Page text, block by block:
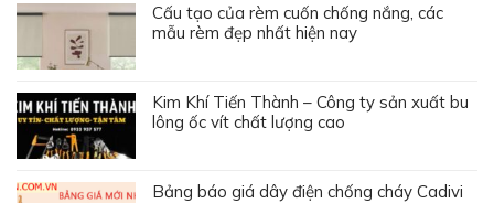
Cấu tạo của rèm cuốn chống nắng, các
mẫu rèm đẹp nhất hiện nay
Kim Khí Tiến Thành – Công ty sản xuất bu
lông ốc vít chất lượng cao
Bảng báo giá dây điện chống cháy Cadivi